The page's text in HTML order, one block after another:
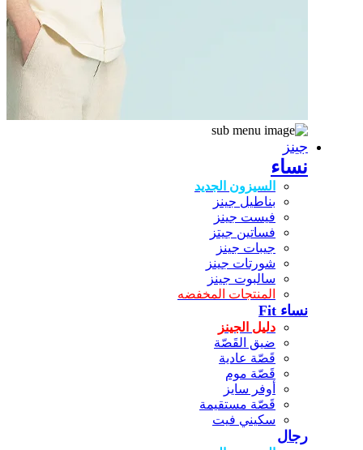
جينز
نساء
السيزون الجديد
بناطيل جينز
فيست جينز
فساتين جيتز
جيبات جينز
شورتات جينز
سالبوت جينز
المنتجات المخفضه
نساء Fit
دليل الجينز
ضيق القَصّة
قَصّة عادية
قَصّة موم
أوفر سايز
قَصّة مستقيمة
سكيني فيت
رجال